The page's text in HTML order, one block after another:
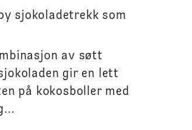
sjokoladetrekk som
av søtt
gir en lett
på kokosboller med